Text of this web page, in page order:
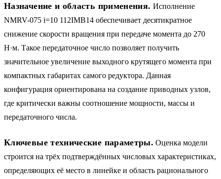
Назначение и область применения. Исполнение
NMRV-075 i=10 112IMB14 обеспечивает десятикратное
снижение скорости вращения при передаче момента до 270
Н·м. Такое передаточное число позволяет получить
значительное увеличение выходного крутящего момента при
компактных габаритах самого редуктора. Данная
конфигурация ориентирована на создание приводных узлов,
где критически важны соотношение мощности, массы и
передаточного числа.
Ключевые технические параметры. Оценка модели
строится на трёх подтверждённых числовых характеристиках,
определяющих её место в линейке и область рационального